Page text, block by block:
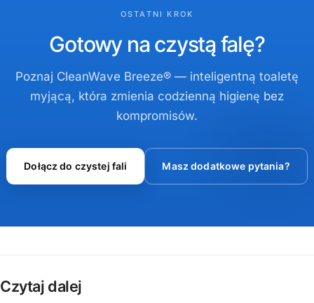
OSTATNI KROK
Gotowy na czystą falę?
Poznaj CleanWave Breeze® — inteligentną toaletę
myjącą, która zmienia codzienną higienę bez
kompromisów.
Dołącz do czystej fali Masz dodatkowe pytania?
Czytaj dalej